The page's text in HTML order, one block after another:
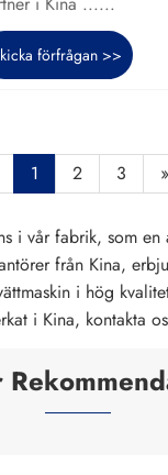
förfrågan >>
1 2 3 »
i vår fabrik, som en
från Kina,
i hög
i Kina, kontakta